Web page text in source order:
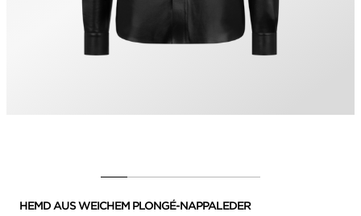
HEMD AUS WEICHEM PLONGÉ-NAPPALEDER